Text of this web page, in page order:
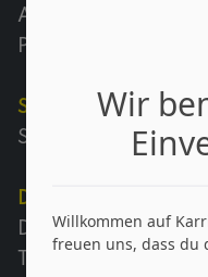
Ausbildung,
So lange treibe ich
Seit Mai 2023.
Das macht meine
Das Miteinander!
Wir
Willkommen auf
freuen uns, dass du